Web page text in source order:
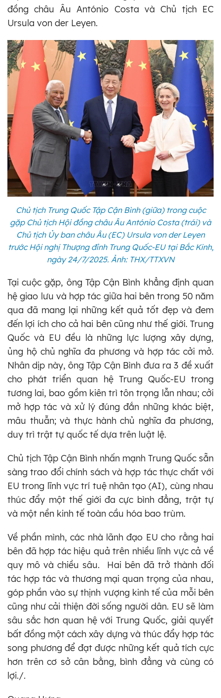
đồng châu Âu António Costa và Chủ tịch EC
Ursula von der Leyen.
Chủ tịch Trung Quốc Tập Cận Bình (giữa) trong cuộc
gặp Chủ tịch Hội đồng châu Âu António Costa (trái) và
Chủ tịch Ủy ban châu Âu (EC) Ursula von der Leyen
trước Hội nghị Thượng đỉnh Trung Quốc-EU tại Bắc Kinh,
ngày 24/7/2025. Ảnh: THX/TTXVN
Tại cuộc gặp, ông Tập Cận Bình khẳng định quan
hệ giao lưu và hợp tác giữa hai bên trong 50 năm
qua đã mang lại những kết quả tốt đẹp và đem
đến lợi ích cho cả hai bên cũng như thế giới. Trung
Quốc và EU đều là những lực lượng xây dựng,
ủng hộ chủ nghĩa đa phương và hợp tác cởi mở.
Nhân dịp này, ông Tập Cận Bình đưa ra 3 đề xuất
cho phát triển quan hệ Trung Quốc-EU trong
tương lai, bao gồm kiên trì tôn trọng lẫn nhau; cởi
mở hợp tác và xử lý đúng đắn những khác biệt,
mâu thuẫn; và thực hành chủ nghĩa đa phương,
duy trì trật tự quốc tế dựa trên luật lệ.
Chủ tịch Tập Cận Bình nhấn mạnh Trung Quốc sẵn
sàng trao đổi chính sách và hợp tác thực chất với
EU trong lĩnh vực trí tuệ nhân tạo (AI), cùng nhau
thúc đẩy một thế giới đa cực bình đẳng, trật tự
và một nền kinh tế toàn cầu hóa bao trùm.
Về phần mình, các nhà lãnh đạo EU cho rằng hai
bên đã hợp tác hiệu quả trên nhiều lĩnh vực cả về
quy mô và chiều sâu. Hai bên đã trở thành đối
tác hợp tác và thương mại quan trọng của nhau,
góp phần vào sự thịnh vượng kinh tế của mỗi bên
cũng như cải thiện đời sống người dân. EU sẽ làm
sâu sắc hơn quan hệ với Trung Quốc, giải quyết
bất đồng một cách xây dựng và thúc đẩy hợp tác
song phương để đạt được những kết quả tích cực
hơn trên cơ sở cân bằng, bình đẳng và cùng có
lợi./.